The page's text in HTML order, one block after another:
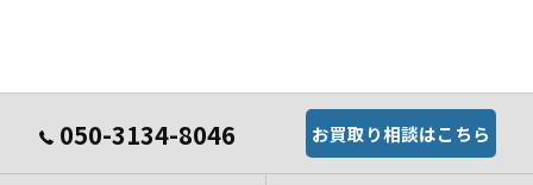
050-3134-8046 お買取り相談はこちら